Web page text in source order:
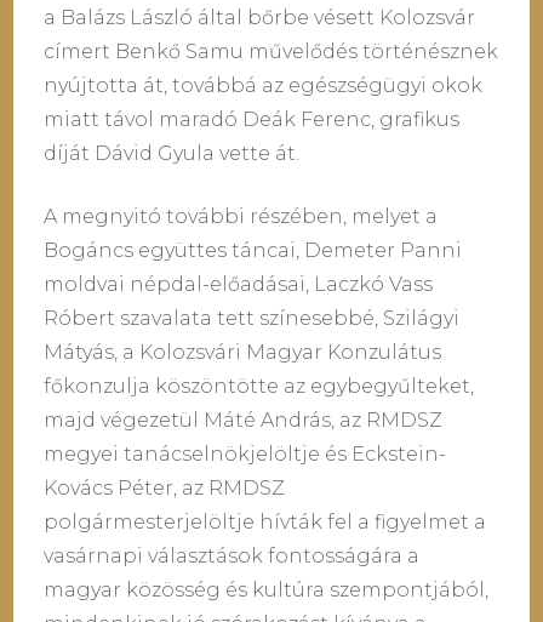
a Balázs László által bőrbe vésett Kolozsvár
címert Benkő Samu művelődés történésznek
nyújtotta át, továbbá az egészségügyi okok
miatt távol maradó Deák Ferenc, grafikus
díját Dávid Gyula vette át.
A megnyitó további részében, melyet a
Bogáncs együttes táncai, Demeter Panni
moldvai népdal-előadásai, Laczkó Vass
Róbert szavalata tett színesebbé, Szilágyi
Mátyás, a Kolozsvári Magyar Konzulátus
főkonzulja köszöntötte az egybegyűlteket,
majd végezetül Máté András, az RMDSZ
megyei tanácselnökjelöltje és Eckstein-
Kovács Péter, az RMDSZ
polgármesterjelöltje hívták fel a figyelmet a
vasárnapi választások fontosságára a
magyar közösség és kultúra szempontjából,